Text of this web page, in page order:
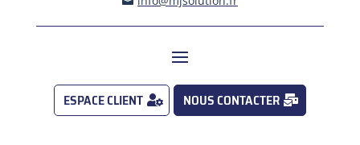
ESPACE CLIENT NOUS CONTACTER